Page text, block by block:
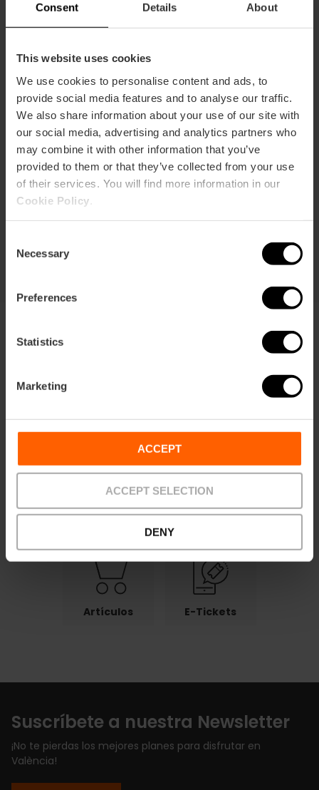
Consent Details About
This website uses cookies
We use cookies to personalise content and ads, to
provide social media features and to analyse our traffic.
We also share information about your use of our site with
our social media, advertising and analytics partners who
may combine it with other information that you’ve
provided to them or that they’ve collected from your use
of their services. You will find more information in our
Cookie Policy
Selection
Necessary
Preferences
Statistics
Marketing
ACCEPT
ACCEPT SELECTION
DENY
y Entrada al Oceanogràfic, al
Museo de las Ciencias, Hemisfèric
y Bioparc
4.9 - 616 opiniones
Duración: 72h
Transporte
Pagos Devoluciones
Puntos
recogida
Artículos E-Tickets
Suscríbete a nuestra Newsletter
¡No te pierdas los mejores planes para disfrutar en
València!